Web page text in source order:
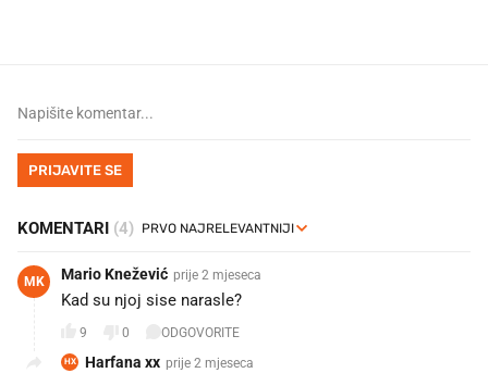
PRIJAVITE SE
KOMENTARI (4)
MK Mario Knežević prije 2 mjeseca
Kad su njoj sise narasle?
9 0 ODGOVORITE
HX Harfana xx prije 2 mjeseca